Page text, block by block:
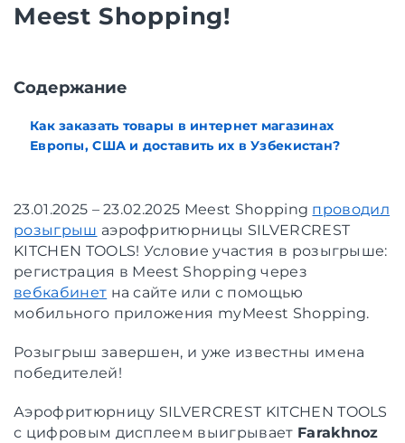
Meest Shopping!
Cодержание
Как заказать товары в интернет магазинах
Европы, США и доставить их в Узбекистан?
23.01.2025 – 23.02.2025 Meest Shopping проводил
розыгрыш аэрофритюрницы SILVERCREST
KITCHEN TOOLS! Условие участия в розыгрыше:
регистрация в Meest Shopping через
вебкабинет на сайте или с помощью
мобильного приложения myMeest Shopping.
Розыгрыш завершен, и уже известны имена
победителей!
Аэрофритюрницу SILVERCREST KITCHEN TOOLS
с цифровым дисплеем выигрывает Farakhnoz